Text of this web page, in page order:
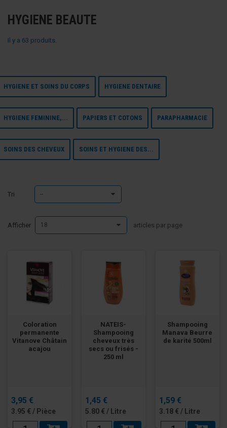
HYGIENE BEAUTE
Il y a 63 produits.
HYGIENE ET SOINS DU CORPS HYGIENE DENTAIRE
HYGIENE FEMININE,... PAPIERS ET COTONS PARAPHARMACIE
SOINS DES CHEVEUX SOINS ET HYGIENE DES...
Tri --
Afficher 18 articles par page
Coloration
permanente
Vitanove Châtain
acajou
3,95 €
3.95 € / Pièce
NATEIS-
Shampooing
cheveux très
secs ou frisés -
250 ml
1,45 €
5.80 € / Litre
Shampooing
Manava Beurre
de karité 500ml
1,59 €
3.18 € / Litre